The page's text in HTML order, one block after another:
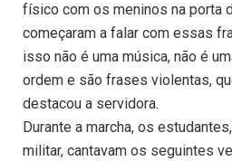
físico com os meninos na porta
começaram a falar com essas
isso não é uma música, não é
ordem e são frases violentas,
destacou a servidora.
Durante a marcha, os
militar, cantavam os seguintes